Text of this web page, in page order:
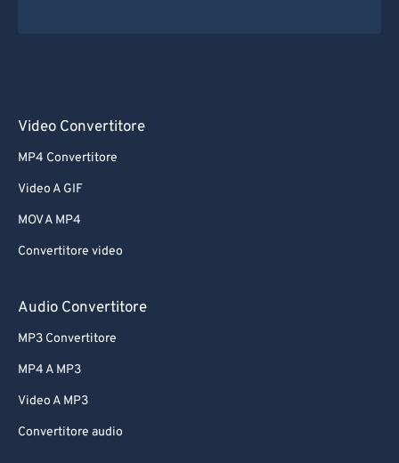
Video Convertitore
MP4 Convertitore
Video A GIF
MOV A MP4
Convertitore video
Audio Convertitore
MP3 Convertitore
MP4 A MP3
Video A MP3
Convertitore audio